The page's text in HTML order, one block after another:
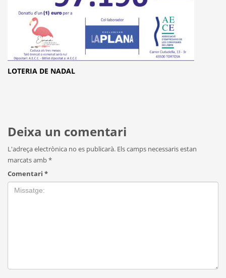
LOTERIA DE NADAL
Deixa un comentari
L'adreça electrònica no es publicarà. Els camps necessaris estan
marcats amb*
Comentari *